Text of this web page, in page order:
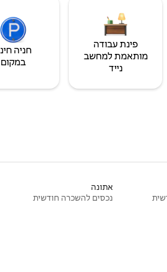
פינת עבודה
מותאמת למחשב
נייד
חניה
במקום
אתונה
נכסים להשכרה חודשית